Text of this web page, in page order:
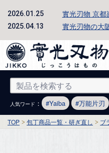
2026.01.25 實光刃物 京都
2025.04.13 實光刃物の大
人気ワード ： Yaiba 万能片刃
TOP 包丁商品一覧・研ぎ直し ブ